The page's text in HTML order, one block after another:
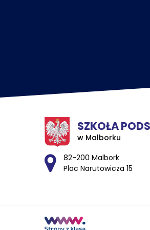
SZKOŁA
w Malborku
Adres pocztowy:
82-200 Malbork
Plac Narutowicza 15